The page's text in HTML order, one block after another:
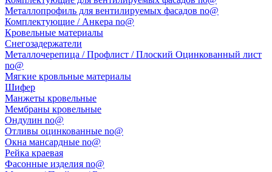
Металлопрофиль для вентилируемых фасадов no@
Комплектующие / Анкера no@
Кровельные материалы
Снегозадержатели
Металлочерепица / Профлист / Плоский Оцинкованный лист
no@
Мягкие кровльные материалы
Шифер
Манжеты кровельные
Мембраны кровельные
Ондулин no@
Отливы оцинкованные no@
Окна мансардные no@
Рейка краевая
Фасонные изделия no@